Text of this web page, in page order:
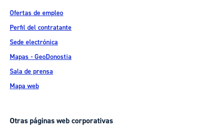
Ofertas de empleo
Perfil del contratante
Sede electrónica
Mapas - GeoDonostia
Sala de prensa
Mapa web
Otras páginas web corporativas